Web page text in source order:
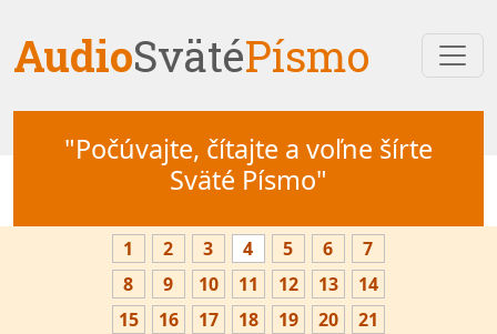
AudioSvätéPísmo
"Počúvajte, čítajte a voľne šírte
Sväté Písmo"
1 2 3 4 5 6
7
8
9 10 11 12 13
14
15
16 17 18 19 20
21